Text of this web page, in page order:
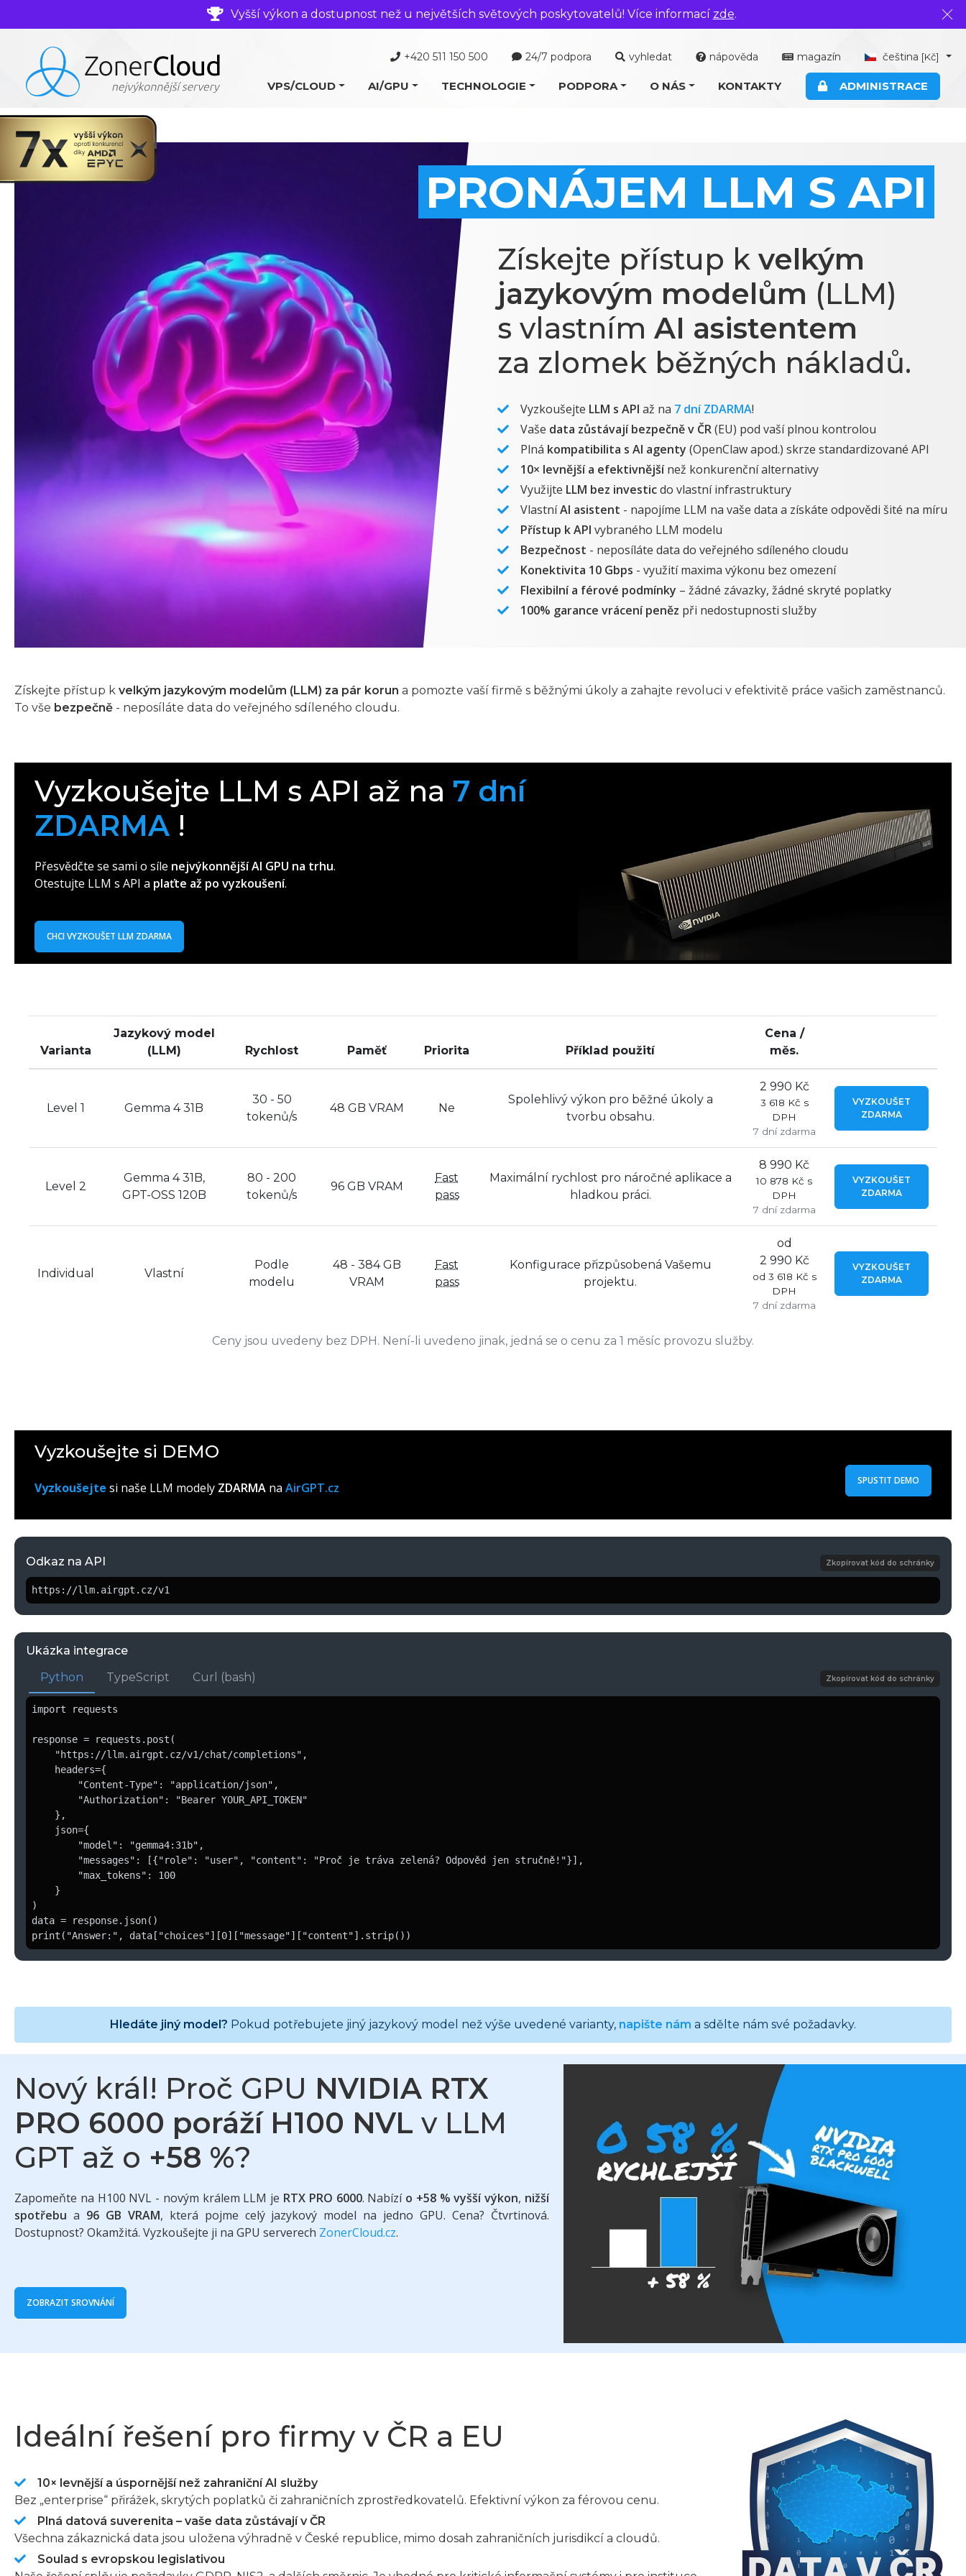
Vyšší výkon a dostupnost než u největších světových poskytovatelů! Více informací zde.
+420 511 150 500 24/7 podpora vyhledat nápověda magazín čeština [Kč]
VPS/CLOUD AI/GPU TECHNOLOGIE PODPORA O NÁS KONTAKTY ADMINISTRACE
PRONÁJEM LLM S API
Získejte přístup k velkým
jazykovým modelům (LLM)
s vlastním AI asistentem
za zlomek běžných nákladů.
Vyzkoušejte LLM s API až na 7 dní ZDARMA!
Vaše data zůstávají bezpečně v ČR(EU) pod vaší plnou kontrolou
Plná kompatibilita s AI agenty (OpenClaw apod.) skrze standardizované API
10× levnější a efektivnějšínež konkurenční alternativy
Využijte LLM bez investicdo vlastní infrastruktury
VlastníAI asistent - napojíme LLM na vaše data a získáte odpovědi šité na míru
Přístup k API vybraného LLM modelu
Bezpečnost - neposíláte data do veřejného sdíleného cloudu
Konektivita 10 Gbps - využití maxima výkonu bez omezení
Flexibilní a férové podmínky – žádné závazky, žádné skryté poplatky
100% garance vrácení peněz při nedostupnosti služby
Získejte přístup k velkým jazykovým modelům (LLM) za pár korun a pomozte vaší firmě s běžnými úkoly a zahajte revoluci v efektivitě práce vašich zaměstnanců.
To vše bezpečně - neposíláte data do veřejného sdíleného cloudu.
Vyzkoušejte LLM s API až na 7 dní
ZDARMA !
Přesvědčte se sami o síle nejvýkonnější AI GPU na trhu.
Otestujte LLM s API a plaťte až po vyzkoušení.
CHCI VYZKOUŠET LLM ZDARMA
Varianta
Jazykový model
(LLM)
Rychlost Paměť Priorita Příklad použití
Cena /
měs.
Level 1 Gemma 4 31B
30 - 50
tokenů/s
48 GB VRAM Ne
Spolehlivý výkon pro běžné úkoly a
tvorbu obsahu.
2 990 Kč
3 618 Kč s
DPH
7 dní zdarma
VYZKOUŠET
ZDARMA
Level 2
Gemma 4 31B,
GPT-OSS 120B
80 - 200
tokenů/s
96 GB VRAM
Fast
pass
Maximální rychlost pro náročné aplikace a
hladkou práci.
8 990 Kč
10 878 Kč s
DPH
7 dní zdarma
VYZKOUŠET
ZDARMA
Individual Vlastní
Podle
modelu
48 - 384 GB
VRAM
Fast
pass
Konfigurace přizpůsobená Vašemu
projektu.
od
2 990 Kč
od 3 618 Kč s
DPH
7 dní zdarma
VYZKOUŠET
ZDARMA
Ceny jsou uvedeny bez DPH. Není-li uvedeno jinak, jedná se o cenu za 1 měsíc provozu služby.
Vyzkoušejte si DEMO
Vyzkoušejte si naše LLM modely ZDARMA na AirGPT.cz SPUSTIT DEMO
Odkaz na API Zkopírovat kód do schránky
https://llm.airgpt.cz/v1
Ukázka integrace
Python
TypeScript Curl (bash) Zkopírovat kód do schránky
import requests
response = requests.post(
    "https://llm.airgpt.cz/v1/chat/completions",
    headers={
        "Content-Type": "application/json",
        "Authorization": "Bearer YOUR_API_TOKEN"
    },
    json={
        "model": "gemma4:31b",
        "messages": [{"role": "user", "content": "Proč je tráva zelená? Odpověd jen stručně!"}],
        "max_tokens": 100
    }
)
data = response.json()
print("Answer:", data["choices"][0]["message"]["content"].strip())
Hledáte jiný model? Pokud potřebujete jiný jazykový model než výše uvedené varianty, napište nám a sdělte nám své požadavky.
Nový král! Proč GPU NVIDIA RTX
PRO 6000 poráží H100 NVL v LLM
GPT až o +58 %?
Zapomeňte na H100 NVL - novým králem LLM je RTX PRO 6000. Nabízí o +58 % vyšší výkon, nižší
spotřebu a 96 GB VRAM, která pojme celý jazykový model na jedno GPU. Cena? Čtvrtinová.
Dostupnost? Okamžitá. Vyzkoušejte ji na GPU serverech ZonerCloud.cz.
ZOBRAZIT SROVNÁNÍ
Ideální řešení pro firmy v ČR a EU
10× levnější a úspornější než zahraniční AI služby
Bez „enterprise“ přirážek, skrytých poplatků či zahraničních zprostředkovatelů. Efektivní výkon za férovou cenu.
Plná datová suverenita – vaše data zůstávají v ČR
Všechna zákaznická data jsou uložena výhradně v České republice, mimo dosah zahraničních jurisdikcí a cloudů.
Soulad s evropskou legislativou